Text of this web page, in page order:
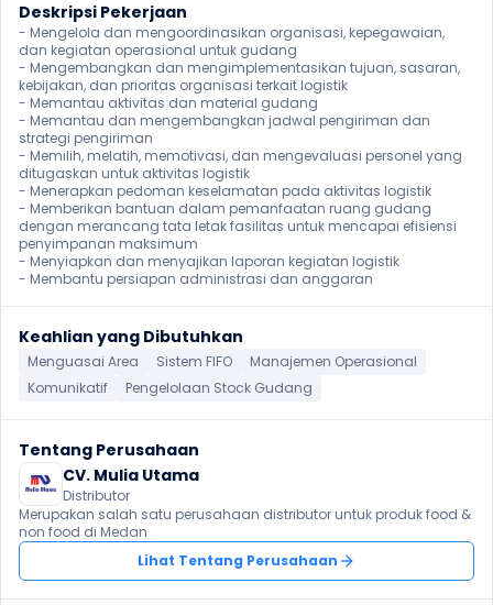
Deskripsi Pekerjaan
- Mengelola dan mengoordinasikan organisasi, kepegawaian,
dan kegiatan operasional untuk gudang
- Mengembangkan dan mengimplementasikan tujuan, sasaran,
kebijakan, dan prioritas organisasi terkait logistik
- Memantau aktivitas dan material gudang
- Memantau dan mengembangkan jadwal pengiriman dan
strategi pengiriman
- Memilih, melatih, memotivasi, dan mengevaluasi personel yang
ditugaskan untuk aktivitas logistik
- Menerapkan pedoman keselamatan pada aktivitas logistik
- Memberikan bantuan dalam pemanfaatan ruang gudang
dengan merancang tata letak fasilitas untuk mencapai efisiensi
penyimpanan maksimum
- Menyiapkan dan menyajikan laporan kegiatan logistik
- Membantu persiapan administrasi dan anggaran
Keahlian yang Dibutuhkan
Menguasai Area Sistem FIFO
Manajemen Operasional
Komunikatif
Pengelolaan Stock Gudang
Tentang Perusahaan
CV. Mulia Utama
Distributor
Merupakan salah satu perusahaan distributor untuk produk food &
non food di Medan
Lihat Tentang Perusahaan